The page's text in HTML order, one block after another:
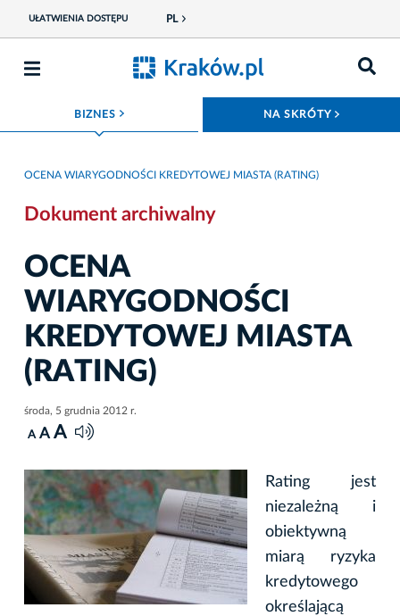
UŁATWIENIA DOSTĘPU PL
BIZNES ROZWIŃ MENU NA SKRÓTY
OCENA WIARYGODNOŚCI KREDYTOWEJ MIASTA (RATING)
Dokument archiwalny
OCENA
WIARYGODNOŚCI
KREDYTOWEJ MIASTA
(RATING)
środa, 5 grudnia 2012 r.
A A A
Rating jest
niezależną i
obiektywną
miarą ryzyka
kredytowego
określającą